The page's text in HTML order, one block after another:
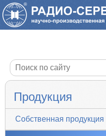
Продукция
Собственная продукция